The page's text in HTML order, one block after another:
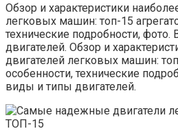
Обзор и характеристики
легковых машин: топ-15
технические подробности,
двигателей. Обзор и
двигателей легковых машин:
особенности, технические
виды и типы двигателей.